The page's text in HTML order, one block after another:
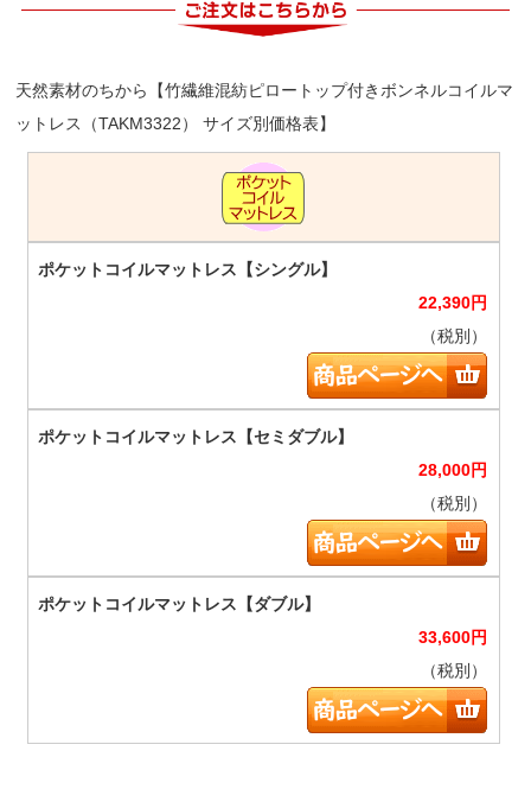
天然素材のちから【竹繊維混紡ピロートップ付きボンネルコイルマ
ットレス（TAKM3322） サイズ別価格表】
22,390円
（税別）
28,000円
（税別）
33,600円
（税別）